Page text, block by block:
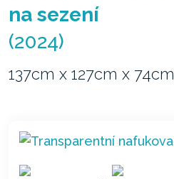
na sezení
(2024)
137cm x 127cm x 74cm